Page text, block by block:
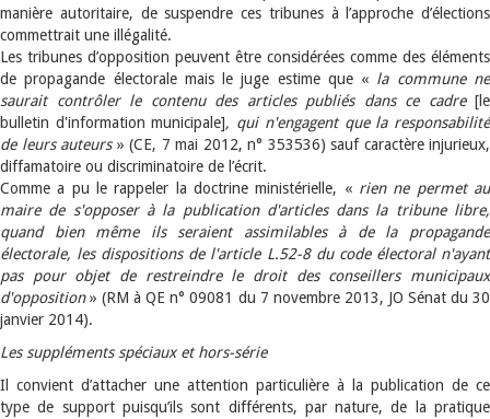
manière autoritaire, de suspendre ces tribunes à l’approche d’élections
commettrait une illégalité.
Les tribunes d’opposition peuvent être considérées comme des éléments
de propagande électorale mais le juge estime que « la commune ne
saurait contrôler le contenu des articles publiés dans ce cadre [le
bulletin d'information municipale], qui n'engagent que la responsabilité
de leurs auteurs » (CE, 7 mai 2012, n° 353536) sauf caractère injurieux,
diffamatoire ou discriminatoire de l’écrit.
Comme a pu le rappeler la doctrine ministérielle, « rien ne permet au
maire de s'opposer à la publication d'articles dans la tribune libre,
quand bien même ils seraient assimilables à de la propagande
électorale, les dispositions de l'article L.52-8 du code électoral n'ayant
pas pour objet de restreindre le droit des conseillers municipaux
d'opposition» (RM à QE n° 09081 du 7 novembre 2013, JO Sénat du 30
janvier 2014).
Les suppléments spéciaux et hors-série
Il convient d’attacher une attention particulière à la publication de ce
type de support puisqu’ils sont différents, par nature, de la pratique